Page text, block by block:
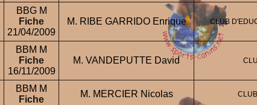
BBG M
Fiche
21/04/2009
M. RIBE GARRIDO Enrique CLUB
BBM M
Fiche
16/11/2009
M. VANDEPUTTE David
BBM M
Fiche
M. MERCIER Nicolas